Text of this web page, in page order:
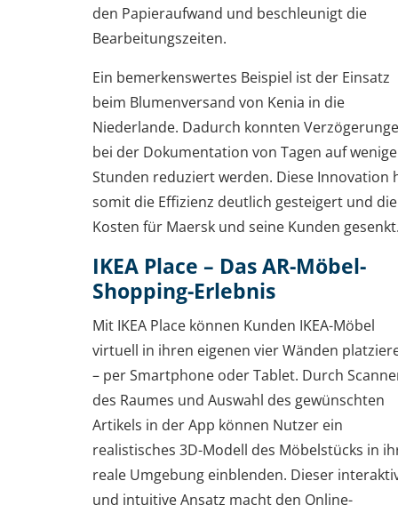
den Papieraufwand und beschleunigt die
Bearbeitungszeiten.
Ein bemerkenswertes Beispiel ist der Einsatz
beim Blumenversand von Kenia in die
Niederlande. Dadurch konnten
bei der Dokumentation von Tagen auf wenige
Stunden reduziert werden. Diese Innovation
somit die Effizienz deutlich gesteigert und die
Kosten für Maersk und seine Kunden
IKEA Place – Das AR-Möbel-
Shopping-Erlebnis
Mit IKEA Place können Kunden IKEA-Möbel
virtuell in ihren eigenen vier Wänden
– per Smartphone oder Tablet. Durch
des Raumes und Auswahl des gewünschten
Artikels in der App können Nutzer ein
realistisches 3D-Modell des Möbelstücks in
reale Umgebung einblenden. Dieser
und intuitive Ansatz macht den Online-